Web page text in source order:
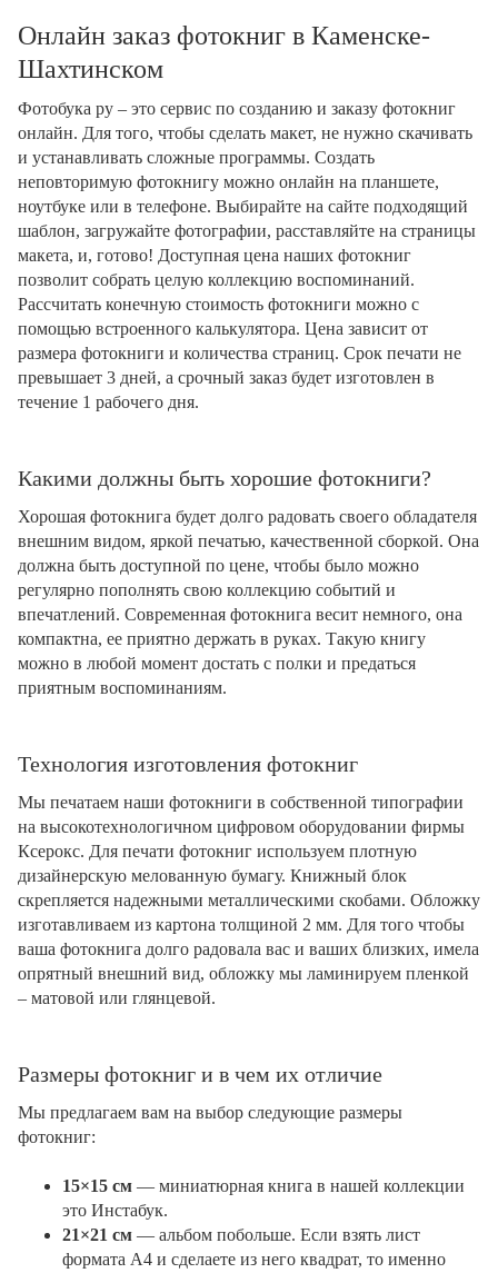
Онлайн заказ фотокниг в Каменске-
Шахтинском
Фотобука ру – это сервис по созданию и заказу фотокниг
онлайн. Для того, чтобы сделать макет, не нужно скачивать
и устанавливать сложные программы. Создать
неповторимую фотокнигу можно онлайн на планшете,
ноутбуке или в телефоне. Выбирайте на сайте подходящий
шаблон, загружайте фотографии, расставляйте на страницы
макета, и, готово! Доступная цена наших фотокниг
позволит собрать целую коллекцию воспоминаний.
Рассчитать конечную стоимость фотокниги можно с
помощью встроенного калькулятора. Цена зависит от
размера фотокниги и количества страниц. Срок печати не
превышает 3 дней, а срочный заказ будет изготовлен в
течение 1 рабочего дня.
Какими должны быть хорошие фотокниги?
Хорошая фотокнига будет долго радовать своего обладателя
внешним видом, яркой печатью, качественной сборкой. Она
должна быть доступной по цене, чтобы было можно
регулярно пополнять свою коллекцию событий и
впечатлений. Современная фотокнига весит немного, она
компактна, ее приятно держать в руках. Такую книгу
можно в любой момент достать с полки и предаться
приятным воспоминаниям.
Технология изготовления фотокниг
Мы печатаем наши фотокниги в собственной типографии
на высокотехнологичном цифровом оборудовании фирмы
Ксерокс. Для печати фотокниг используем плотную
дизайнерскую мелованную бумагу. Книжный блок
скрепляется надежными металлическими скобами. Обложку
изготавливаем из картона толщиной 2 мм. Для того чтобы
ваша фотокнига долго радовала вас и ваших близких, имела
опрятный внешний вид, обложку мы ламинируем пленкой
– матовой или глянцевой.
Размеры фотокниг и в чем их отличие
Мы предлагаем вам на выбор следующие размеры
фотокниг:
15×15 см — миниатюрная книга в нашей коллекции
это Инстабук.
21×21 см — альбом побольше. Если взять лист
формата А4 и сделаете из него квадрат, то именно